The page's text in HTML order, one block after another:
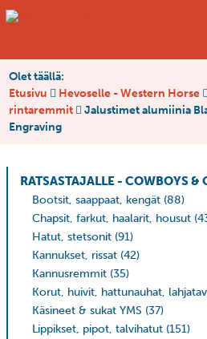
Olet täällä:
Etusivu
Hevoselle - Western Horse
rintaremmit
Jalustimet alumiinia
Engraving
RATSASTAJALLE - COWBOYS &
Bootsit, saappaat, kengät (88)
Chapsit, farkut, haalarit, housut
Hatut, stetsonit (91)
Kannukset, rissat (42)
Kannusremmit (35)
Korut, huivit, hattunauhat,
Käsineet & sukat YMS (37)
Lippikset, pipot, talvihatut (151)